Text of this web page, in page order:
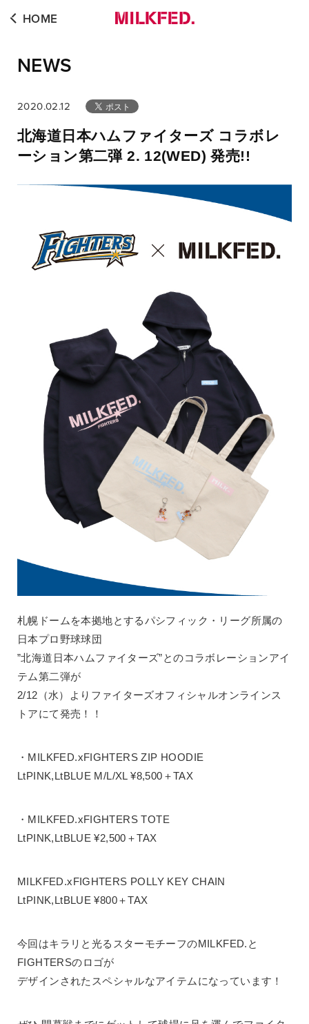
NEWS
HOME
2020.02.12
北海道日本ハムファイターズ コラボレ
ーション第二弾 2. 12(WED) 発売!!
札幌ドームを本拠地とするパシフィック・リーグ所属の
日本プロ野球球団
”北海道日本ハムファイターズ”とのコラボレーションアイ
テム第二弾が
2/12（水）よりファイターズオフィシャルオンラインス
トアにて発売！！
・MILKFED.xFIGHTERS ZIP HOODIE
LtPINK,LtBLUE M/L/XL ¥8,500＋TAX
・MILKFED.xFIGHTERS TOTE
LtPINK,LtBLUE ¥2,500＋TAX
MILKFED.xFIGHTERS POLLY KEY CHAIN
LtPINK,LtBLUE ¥800＋TAX
今回はキラリと光るスターモチーフのMILKFED.と
FIGHTERSのロゴが
デザインされたスペシャルなアイテムになっています！